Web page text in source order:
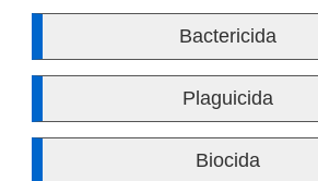
Bactericida
Plaguicida
Biocida